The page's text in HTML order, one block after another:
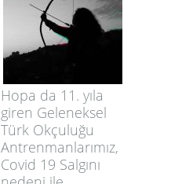
Hopa da 11. yıla
giren Geleneksel
Türk Okçuluğu
Antrenmanlarımız,
Covid 19 Salgını